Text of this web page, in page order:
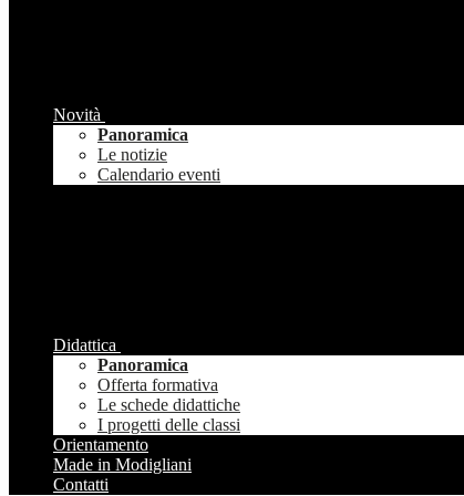
Novità
Panoramica
Le notizie
Calendario eventi
Didattica
Panoramica
Offerta formativa
Le schede didattiche
I progetti delle classi
Orientamento
Made in Modigliani
Contatti